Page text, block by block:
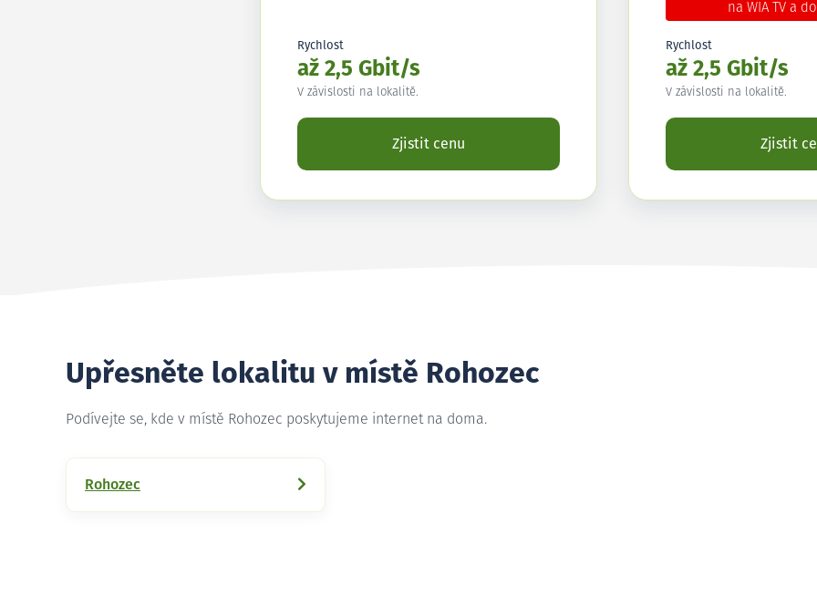
Rychlost
až 2,5 Gbit/s
V závislosti na lokalitě.
Zjistit cenu
na WIA TV a
Rychlost
až 2,5 Gbit/s
V závislosti na lokalitě.
Zjistit
Upřesněte lokalitu v místě Rohozec
Podívejte se, kde v místě Rohozec poskytujeme internet na doma.
Rohozec